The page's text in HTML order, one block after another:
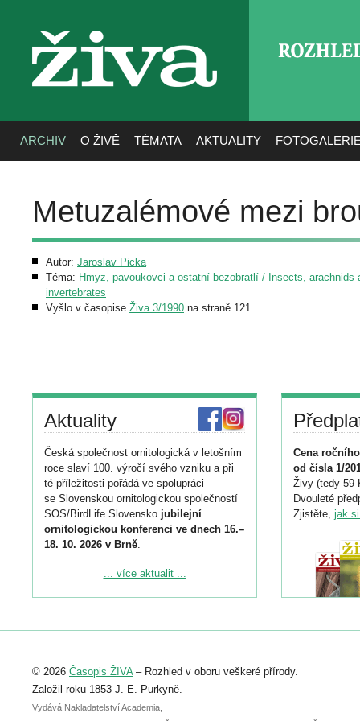
živa
ARCHIV O ŽIVĚ TÉMATA AKTUALITY
Metuzalémové mezi
Autor: Jaroslav Picka
Téma: Hmyz, pavoukovci a ostatní bezobratlí / Insects, arachnids
invertebrates
Vyšlo v časopise Živa 3/1990 na straně 121
Aktuality
Česká společnost ornitologická v letošním
roce slaví 100. výročí svého vzniku a při
té příležitosti pořádá ve spolupráci
se Slovenskou ornitologickou společností
SOS/BirdLife Slovensko jubilejní
ornitologickou konferenci ve dnech 16.–
18. 10. 2026 v Brně.
Podrobnější informace ke konferenci
Registrovat se můžete do 6. září.
abstraktu přihlášené přednášky nebo
posteru je už 30. června.
... více aktualit ...
Cena
od čísla 1/
Živy (tedy 59
Dvouleté
Zjistěte, jak
© 2026 Časopis ŽIVA– Rozhled v oboru veškeré přírody.
Založil roku 1853 J. E. Purkyně.
Vydává Nakladatelství Academia,